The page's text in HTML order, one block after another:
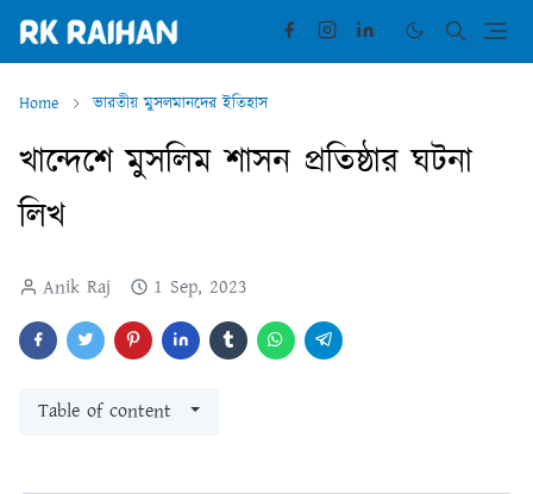
Home ভারতীয় মুসলমানদের ইতিহাস
খান্দেশে মুসলিম শাসন প্রতিষ্ঠার ঘটনা
লিখ
Anik Raj 1 Sep, 2023
Table of content